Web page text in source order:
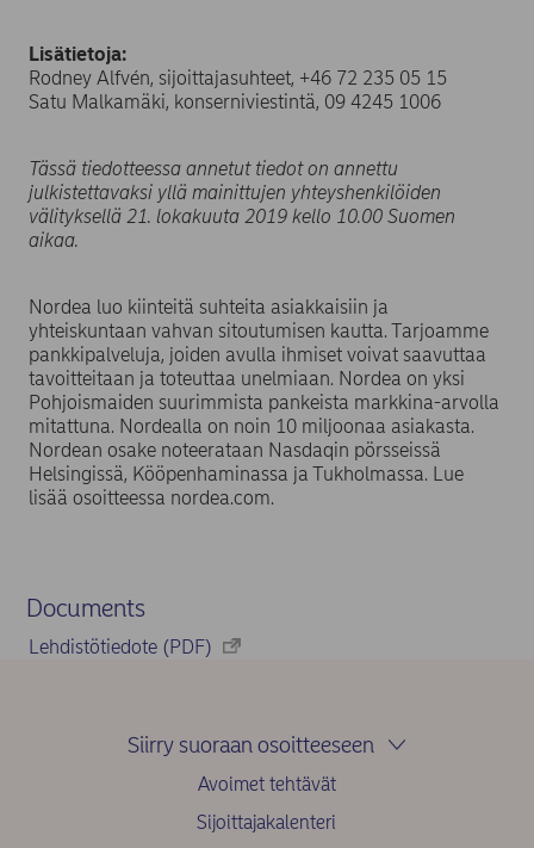
Lisätietoja:
Rodney Alfvén, sijoittajasuhteet, +46 72 235 05 15
Satu Malkamäki, konserniviestintä, 09 4245 1006
Tässä tiedotteessa annetut tiedot on annettu
julkistettavaksi yllä mainittujen yhteyshenkilöiden
välityksellä 21. lokakuuta 2019 kello 10.00 Suomen
aikaa.
Nordea luo kiinteitä suhteita asiakkaisiin ja
yhteiskuntaan vahvan sitoutumisen kautta. Tarjoamme
pankkipalveluja, joiden avulla ihmiset voivat saavuttaa
tavoitteitaan ja toteuttaa unelmiaan. Nordea on yksi
Pohjoismaiden suurimmista pankeista markkina-arvolla
mitattuna. Nordealla on noin 10 miljoonaa asiakasta.
Nordean osake noteerataan Nasdaqin pörsseissä
Helsingissä, Kööpenhaminassa ja Tukholmassa. Lue
lisää osoitteessa nordea.com.
Documents
Lehdistötiedote (PDF)
Siirry suoraan osoitteeseen
Avoimet tehtävät
Sijoittajakalenteri